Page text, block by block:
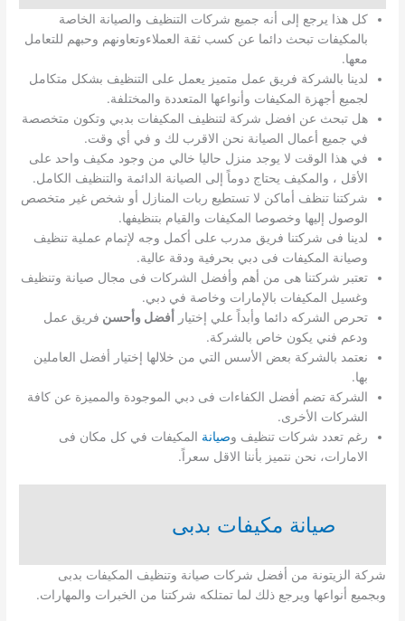
كل هذا يرجع إلى أنه جميع شركات التنظيف والصيانة الخاصة
بالمكيفات تبحث دائما عن كسب ثقة العملاءوتعاونهم وحبهم للتعامل
معها.
لدينا بالشركة فريق عمل متميز يعمل على التنظيف بشكل متكامل
لجميع أجهزة المكيفات وأنواعها المتعددة والمختلفة.
هل تبحث عن افضل شركة لتنظيف المكيفات بدبي وتكون متخصصة
في جميع أعمال الصيانة نحن الاقرب لك و في أي وقت.
في هذا الوقت لا يوجد منزل حاليا خالي من وجود مكيف واحد على
الأقل ، والمكيف يحتاج دوماً إلى الصيانة الدائمة والتنظيف الكامل.
شركتنا تنظف أماكن لا تستطيع ربات المنازل أو شخص غير متخصص
الوصول إليها وخصوصا المكيفات والقيام بتنظيفها.
لدينا فى شركتنا فريق مدرب على أكمل وجه لإتمام عملية تنظيف
وصيانة المكيفات فى دبي بحرفية ودقة عالية.
تعتبر شركتنا هى من أهم وأفضل الشركات فى مجال صيانة وتنظيف
وغسيل المكيفات بالإمارات وخاصة في دبي.
تحرص الشركه دائما وأبداً علي إختيار
أفضل وأحسن فريق عمل
ودعم فني يكون خاص بالشركة.
نعتمد بالشركة بعض الأسس التي من خلالها إختيار أفضل العاملين
بها.
الشركة تضم أفضل الكفاءات فى دبي الموجودة والمميزة عن كافة
الشركات الأخرى.
رغم تعدد شركات تنظيف وصيانة المكيفات في كل مكان فى
الامارات، نحن نتميز بأننا الاقل سعراً.
صيانة مكيفات بدبى
شركة الزيتونة من أفضل شركات صيانة وتنظيف المكيفات بدبى
وبجميع أنواعها ويرجع ذلك لما تمتلكه شركتنا من الخبرات والمهارات.